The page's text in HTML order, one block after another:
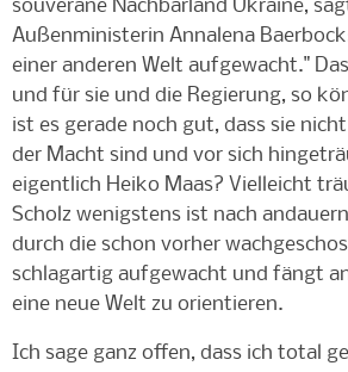
souveräne Nachbarland Ukraine,
Außenministerin Annalena
einer anderen Welt aufgewacht."
und für sie und die Regierung, so
ist es gerade noch gut, dass sie
der Macht sind und vor sich
eigentlich Heiko Maas? Vielleicht
Scholz wenigstens ist nach
durch die schon vorher
schlagartig aufgewacht und fängt
eine neue Welt zu orientieren.
Ich sage ganz offen, dass ich total